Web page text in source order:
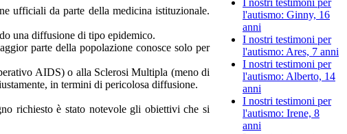
ufficiali da parte della medicina istituzionale.
una diffusione di tipo epidemico.
parte della popolazione conosce solo per
AIDS) o alla Sclerosi Multipla (meno di
in termini di pericolosa diffusione.
richiesto è stato notevole gli obiettivi che si
I nostri testimoni per
l'autismo: Ginny, 16
anni
I nostri testimoni per
l'autismo: Ares, 7 anni
I nostri testimoni per
l'autismo: Alberto, 14
anni
I nostri testimoni per
l'autismo: Irene, 8
anni